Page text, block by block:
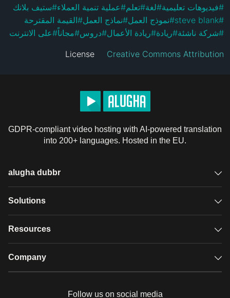
#فيديوهات تعليمية#لغة#تعلم#عملية تنمية العملاء#ستيف بلانك
#
steve blank
#نموذج العمل#نماذج العمل#القيمة المقترحة
#شركة ناشئة#ريادة#ريادة الأعمال#دروس#مجاناً#على الانترنت
License Creative Commons Attribution
GDPR-compliant video hosting with AI-powered translation
into 200+ languages. Hosted in the EU.
alugha dubbr
Overview
Glossary
Solutions
GDPR video hosting
Resources
Case studies
Company
Follow us on social media